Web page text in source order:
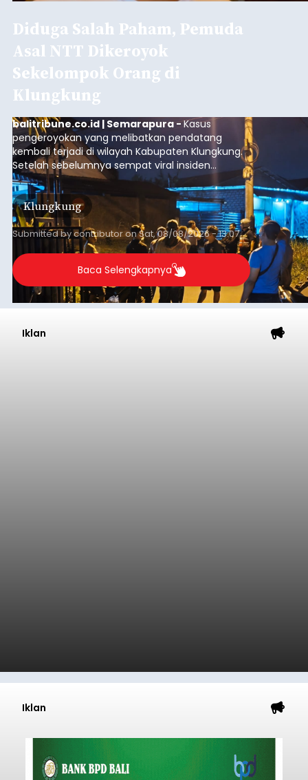
Diduga Salah Paham, Pemuda
Asal NTT Dikeroyok
Sekelompok Orang di
Klungkung
balitribune.co.id | Semarapura -Kasus
pengeroyokan yang melibatkan pendatang
kembali terjadi di wilayah Kabupaten Klungkung.
Setelah sebelumnya sempat viral insiden
keributan di barat Pasar Galiran, peristiwa serupa
kini menimpa seorang pemuda asal Kabupaten
Sumba Barat Daya (SBD), Nusa Tenggara Timur
(NTT).
Klungkung
Submitted bycontributoronSat, 08/08/2026 - 13:07
Baca Selengkapnya
Iklan
Iklan